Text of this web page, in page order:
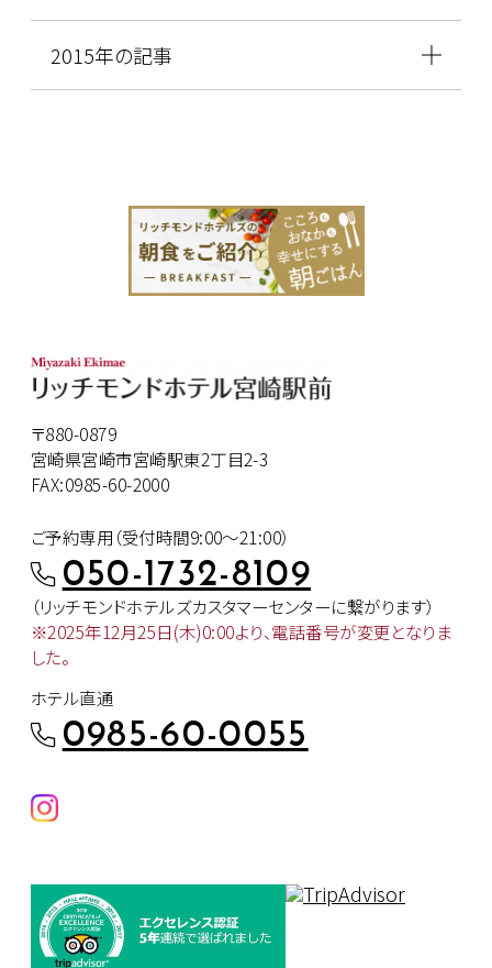
2015年の記事
〒880-0879
宮崎県宮崎市宮崎駅東2丁目2-3
FAX:0985-60-2000
ご予約専用（受付時間9:00～21:00）
050-1732-8109
（リッチモンドホテルズカスタマーセンターに繋がります）
※2025年12月25日(木)0:00より、電話番号が変更となりま
した。
ホテル直通
0985-60-0055